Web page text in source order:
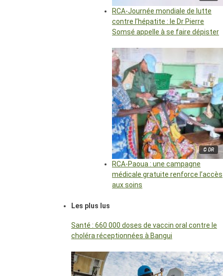
RCA-Journée mondiale de lutte
contre l’hépatite : le Dr Pierre
Somsé appelle à se faire dépister
© DR
RCA-Paoua : une campagne
médicale gratuite renforce l’accès
aux soins
Les plus lus
Santé : 660 000 doses de vaccin oral contre le
choléra réceptionnées à Bangui